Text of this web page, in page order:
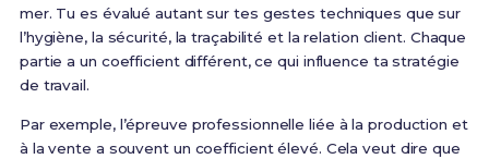
mer. Tu es évalué autant sur tes gestes techniques que sur
l’hygiène, la sécurité, la traçabilité et la relation client. Chaque
partie a un coefficient différent, ce qui influence ta stratégie
de travail.
Par exemple, l’épreuve professionnelle liée à la production et
à la vente a souvent un coefficient élevé. Cela veut dire que